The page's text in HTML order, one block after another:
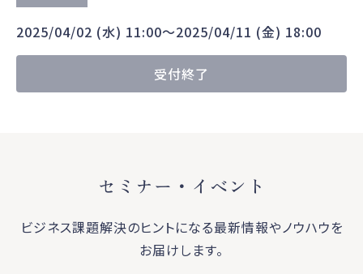
2025/04/02 (水) 11:00〜2025/04/11 (金) 18:00
受付終了
セミナー・イベント
ビジネス課題解決のヒントになる最新情報やノウハウを
お届けします。